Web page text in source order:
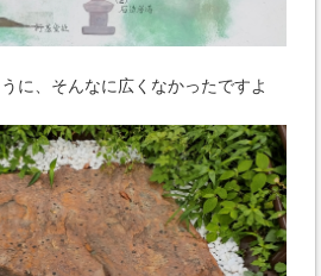
に、そんなに広くなかったですよ